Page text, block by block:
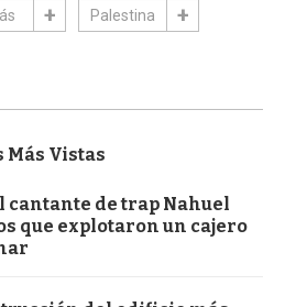
Palestina
Más Vistas
cantante de trap Nahuel
que explotaron un cajero